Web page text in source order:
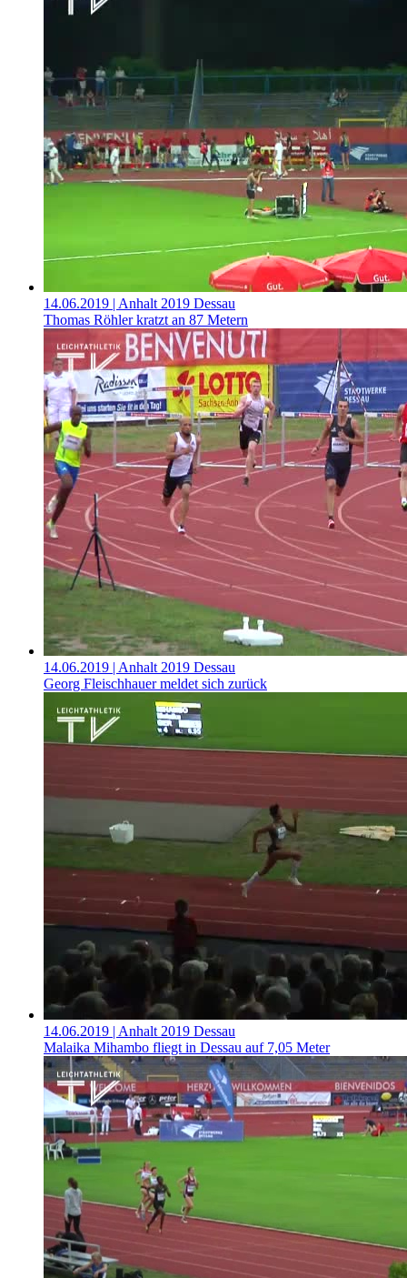
14.06.2019 | Anhalt 2019 Dessau
Thomas Röhler kratzt an 87 Metern
14.06.2019 | Anhalt 2019 Dessau
Georg Fleischhauer meldet sich zurück
14.06.2019 | Anhalt 2019 Dessau
Malaika Mihambo fliegt in Dessau auf 7,05 Meter